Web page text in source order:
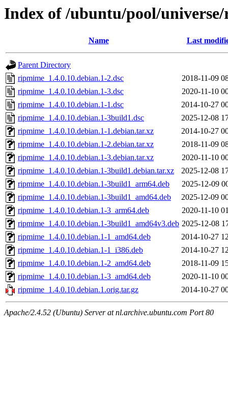
Index of /ubuntu/pool/
Name Last
Parent Directory
ripmime_1.4.0.10.debian.1-2.dsc
2018-11-09
ripmime_1.4.0.10.debian.1-3.dsc
2020-11-10
ripmime_1.4.0.10.debian.1-1.dsc
2014-10-27
ripmime_1.4.0.10.debian.1-3build1.dsc
2025-12-08
ripmime_1.4.0.10.debian.1-1.debian.tar.xz
2014-10-27
ripmime_1.4.0.10.debian.1-2.debian.tar.xz
2018-11-09
ripmime_1.4.0.10.debian.1-3.debian.tar.xz
2020-11-10
ripmime_1.4.0.10.debian.1-3build1.debian.tar.xz
2025-12-08
ripmime_1.4.0.10.debian.1-3build1_arm64.deb
2025-12-09
ripmime_1.4.0.10.debian.1-3build1_amd64.deb
2025-12-09
ripmime_1.4.0.10.debian.1-3_arm64.deb
2020-11-10
ripmime_1.4.0.10.debian.1-3build1_amd64v3.deb 2025-12-08
ripmime_1.4.0.10.debian.1-1_amd64.deb
2014-10-27
ripmime_1.4.0.10.debian.1-1_i386.deb
2014-10-27
ripmime_1.4.0.10.debian.1-2_amd64.deb
2018-11-09
ripmime_1.4.0.10.debian.1-3_amd64.deb
2020-11-10
ripmime_1.4.0.10.debian.1.orig.tar.gz
2014-10-27
Apache/2.4.52 (Ubuntu) Server at nl.archive.ubuntu.com Port 80